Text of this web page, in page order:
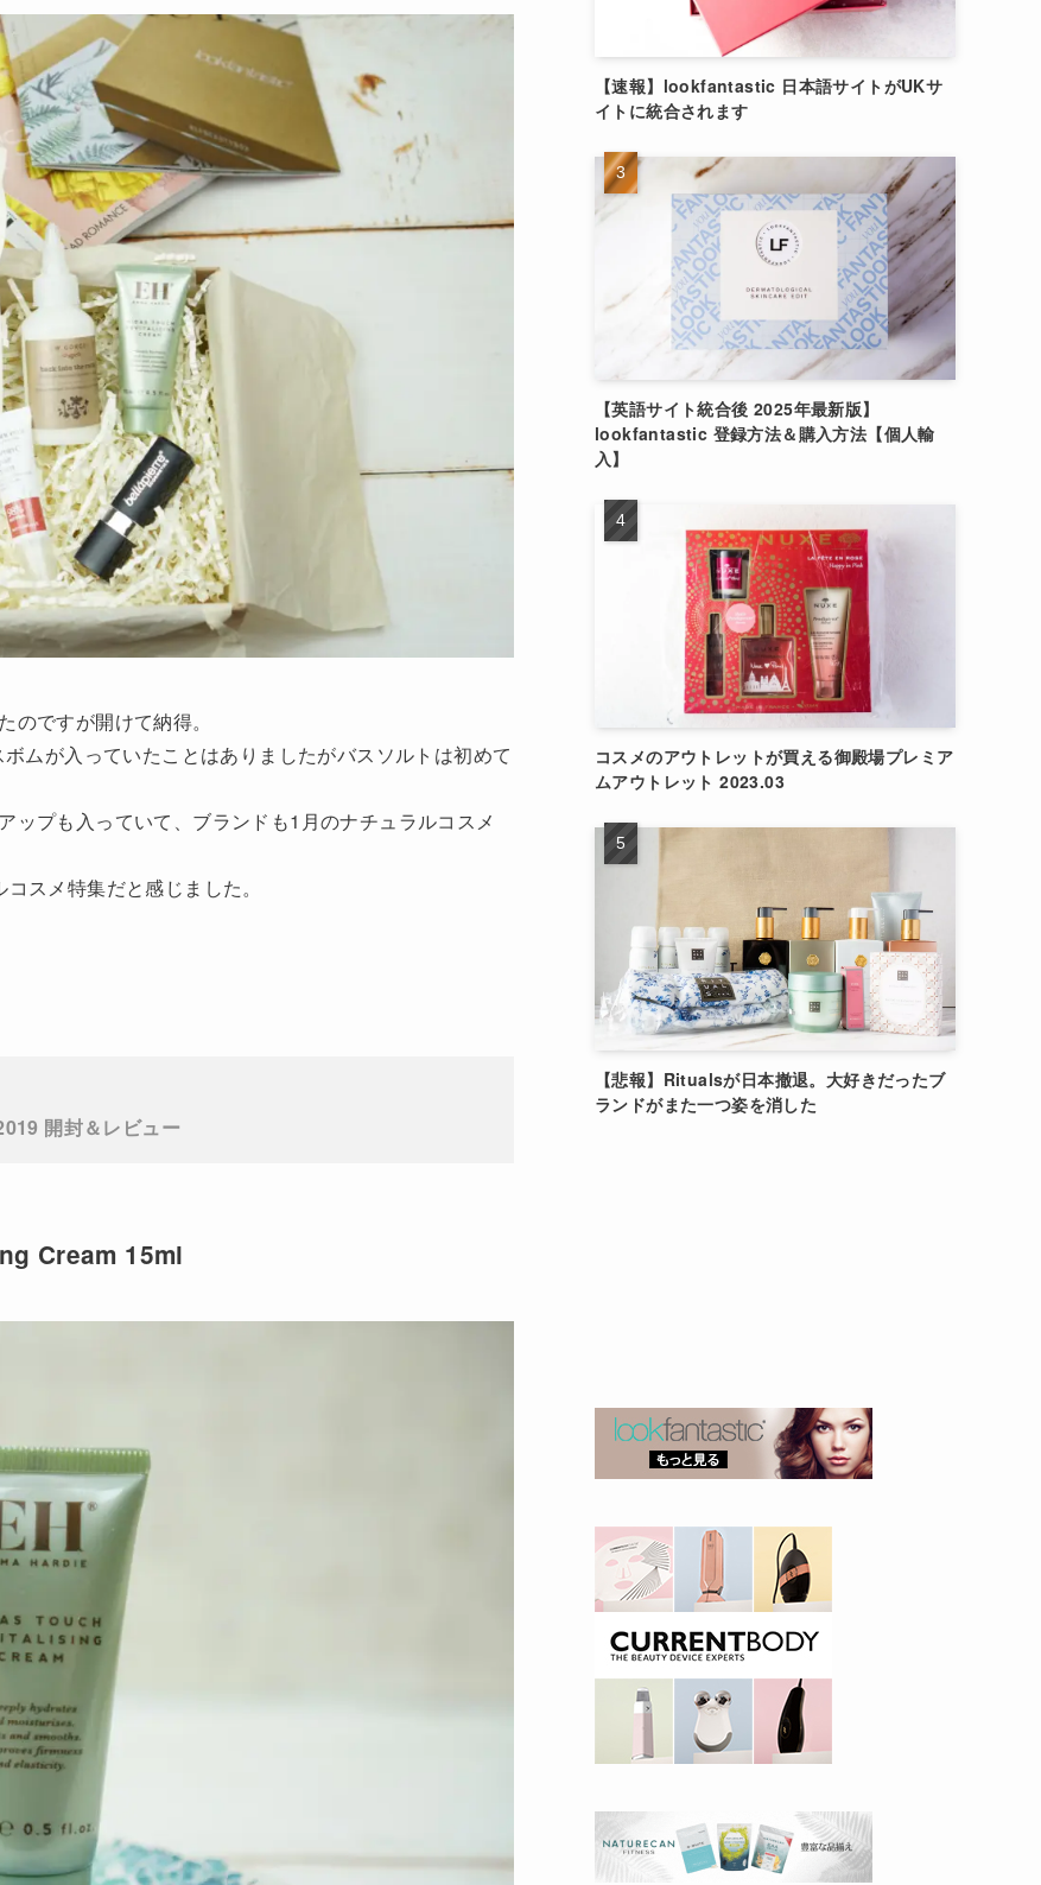
ですが開けて納得。
ムが入っていたことはありましたがバスソルトは初めて
プも入っていて、ブランドも1月のナチュラルコスメ
スメ特集だと感じました。
開封＆レビュー
Cream 15ml
【速報】lookfantastic 日本語サイトがUKサ
イトに統合されます
【英語サイト統合後 2025年最新版】
lookfantastic 登録方法＆購入方法【個人輸
入】
コスメのアウトレットが買える御殿場プレミア
ムアウトレット 2023.03
【悲報】Ritualsが日本撤退。大好きだったブ
ランドがまた一つ姿を消した